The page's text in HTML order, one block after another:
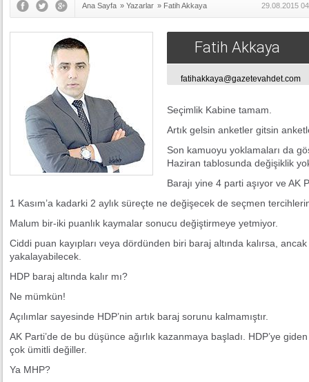
Ana Sayfa » Yazarlar » Fatih Akkaya 29.08.2015
Fatih Akkaya
fatihakkaya@gazetevahdet.com
Seçimlik Kabine tamam.
Artık gelsin anketler gitsin
Son kamuoyu yoklamaları da
Haziran tablosunda değişiklik
Barajı yine 4 parti aşıyor ve AK
1 Kasım’a kadarki 2 aylık süreçte ne değişecek de seçmen
Malum bir-iki puanlık kaymalar sonucu değiştirmeye yetmiyor.
Ciddi puan kayıpları veya dördünden biri baraj altında kalırsa,
yakalayabilecek.
HDP baraj altında kalır mı?
Ne mümkün!
Açılımlar sayesinde HDP’nin artık baraj sorunu kalmamıştır.
AK Parti’de de bu düşünce ağırlık kazanmaya başladı. HDP’ye
çok ümitli değiller.
Ya MHP?